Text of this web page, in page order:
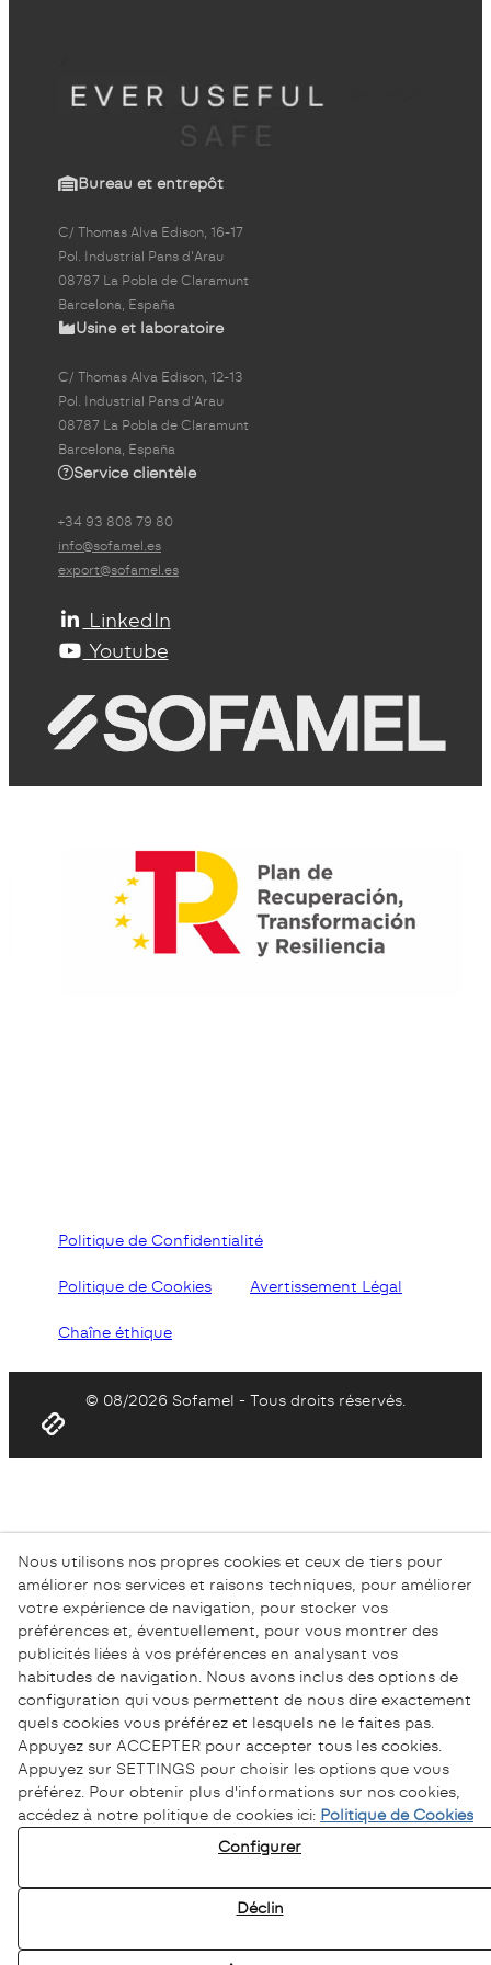
Bureau et entrepôt
C/ Thomas Alva Edison, 16-17
Pol. Industrial Pans d'Arau
08787 La Pobla de Claramunt
Barcelona, España
Usine et laboratoire
C/ Thomas Alva Edison, 12-13
Pol. Industrial Pans d'Arau
08787 La Pobla de Claramunt
Barcelona, España
Service clientèle
+34 93 808 79 80
info@sofamel.es
export@sofamel.es
LinkedIn
Youtube
Politique de Confidentialité
Politique de Cookies Avertissement Légal
Chaîne éthique
© 08/2026 Sofamel - Tous droits réservés.
Nous utilisons nos propres cookies et ceux de tiers pour
améliorer nos services et raisons techniques, pour améliorer
votre expérience de navigation, pour stocker vos
préférences et, éventuellement, pour vous montrer des
publicités liées à vos préférences en analysant vos
habitudes de navigation. Nous avons inclus des options de
configuration qui vous permettent de nous dire exactement
quels cookies vous préférez et lesquels ne le faites pas.
Appuyez sur ACCEPTER pour accepter tous les cookies.
Appuyez sur SETTINGS pour choisir les options que vous
préférez. Pour obtenir plus d'informations sur nos cookies,
accédez à notre politique de cookies ici: Politique de Cookies
Configurer
Déclin